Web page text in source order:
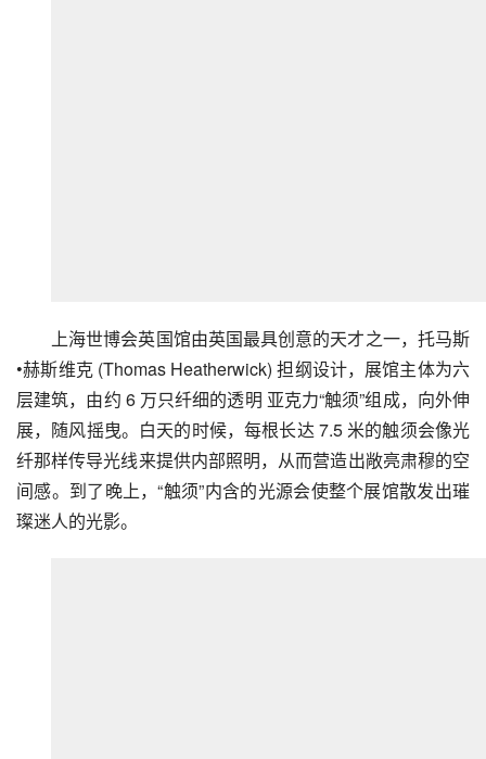
上海世博会英国馆由英国最具创意的天才之一，托马斯
•赫斯维克 (Thomas Heatherwick) 担纲设计，展馆主体为六
层建筑，由约 6 万只纤细的透明 亚克力“触须”组成，向外伸
展，随风摇曳。白天的时候，每根长达 7.5 米的触须会像光
纤那样传导光线来提供内部照明，从而营造出敞亮肃穆的空
间感。到了晚上，“触须”内含的光源会使整个展馆散发出璀
璨迷人的光影。